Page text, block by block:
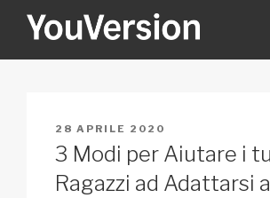
YOUVERSION
PUBBLICATO
IL
28 APRILE 2020
3 Modi per Aiutare i
Ragazzi ad Adattarsi